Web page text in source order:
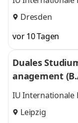
Dresden
vor 10 Tagen
Duales
anagement
IU Internationale
Leipzig